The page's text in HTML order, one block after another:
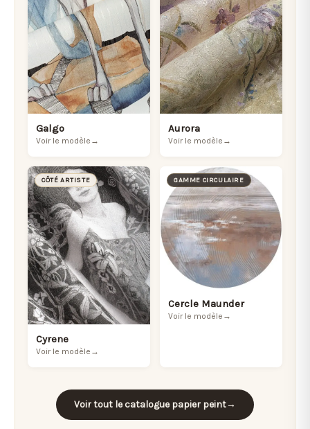
Galgo
Voir le modèle →
Aurora
Voir le modèle →
CÔTÉ ARTISTE
Cyrene
Voir le modèle →
GAMME CIRCULAIRE
Cercle Maunder
Voir le modèle →
Voir tout le catalogue papier peint→